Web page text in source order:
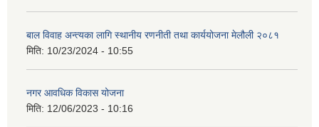
बाल विवाह अन्त्यका लागि स्थानीय रणनीती तथा कार्ययोजना मेलौली २०८१
मिति: 10/23/2024 - 10:55
नगर आवधिक विकास योजना
मिति: 12/06/2023 - 10:16